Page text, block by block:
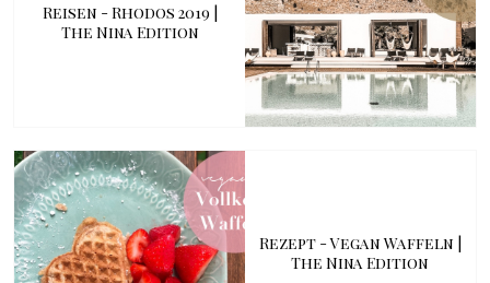
Reisen - Rhodos 2019 |
The Nina Edition
Rezept - Vegan Waffeln |
The Nina Edition